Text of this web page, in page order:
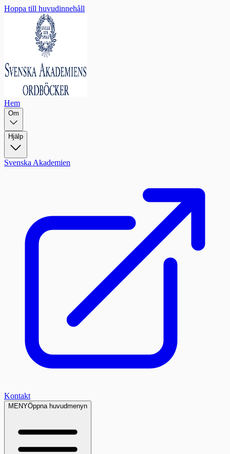
Hoppa till huvudinnehåll
Hem
Om
Hjälp
Svenska Akademien
Kontakt
MENYÖppna huvudmenyn